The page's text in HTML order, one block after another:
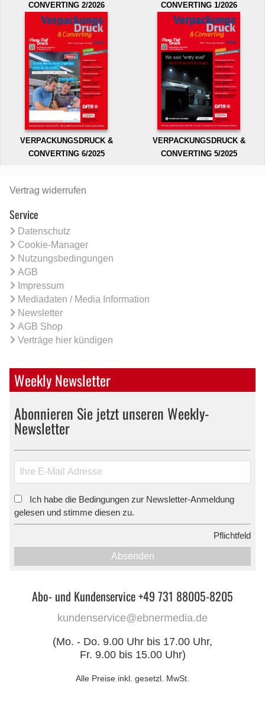
CONVERTING 2/2026
CONVERTING 1/2026
VERPACKUNGSDRUCK &
CONVERTING 6/2025
VERPACKUNGSDRUCK &
CONVERTING 5/2025
Vertrag widerrufen
Service
Datenschutz
Cookie-Manager
Nutzungsbedingungen
AGB
Impressum
Mediadaten / Media Information
Newsletter
AGB Shop
Verträge hier kündigen
Weekly Newsletter
Abonnieren Sie jetzt unseren Weekly-
Newsletter
Ich habe die Bedingungen zur Newsletter-Anmeldung
gelesen und stimme diesen zu.
Pflichtfeld
Absenden
Abo- und Kundenservice +49 731 88005-8205
kundenservice@ebnermedia.de
(Mo. - Do. 9.00 Uhr bis 17.00 Uhr,
Fr. 9.00 bis 15.00 Uhr)
Alle Preise inkl. gesetzl. MwSt.